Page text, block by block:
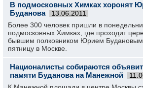
В подмосковных Химках хоронят
Буданова
13.06.2011
Более 300 человек пришли в
подмосковных Химках, где проходит
бывшим полковником Юрием
пятницу в Москве.
Националисты собираются
памяти Буданова на Манежной